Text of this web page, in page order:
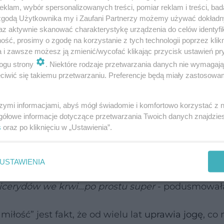
ale wie też, jak dużą wagę przykładam
etycznego podejścia do pozyskiwania
i jajka pochodzenia organicznego. Nie
aktorka.
w mediach społecznościowych. Gdzie
na wegetariańskie dania i dzieli się cennymi
tego, że warto sięgać po sok z pomarańczy.
miażdżycy i cukrzycy typu 2,
we krwi…po prostu super-
jest fakt, że od wielu lat uprawia jogę, co
wybór spersonalizowanych treści, pomiar reklam i treści,
Użytkownika my i Zaufani Partnerzy możemy używać
aktywnie skanować charakterystykę urządzenia do celów
prosimy o zgodę na korzystanie z tych technologii poprzez
i zawsze możesz ją zmienić/wycofać klikając przycisk ustawień
strony
. Niektóre rodzaje przetwarzania danych nie
się takiemu przetwarzaniu. Preferencje będą miały
informacjami, abyś mógł świadomie i komfortowo korzystać z
informacje dotyczące przetwarzania Twoich danych
oraz po kliknięciu w „Ustawienia”.
USTAWIENIA